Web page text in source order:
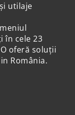
utilaje
în cele 23
oferă soluții
România.